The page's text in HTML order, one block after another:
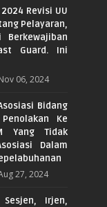
Revisi UU
Pelayaran,
Berkewajiban
Guard. Ini
06, 2024
Bidang
Ke
Yang Tidak
Dalam
27, 2024
Sesjen, Irjen,